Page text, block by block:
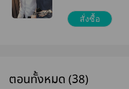
สั่งซื้อ
ตอนทั้งหมด (38)